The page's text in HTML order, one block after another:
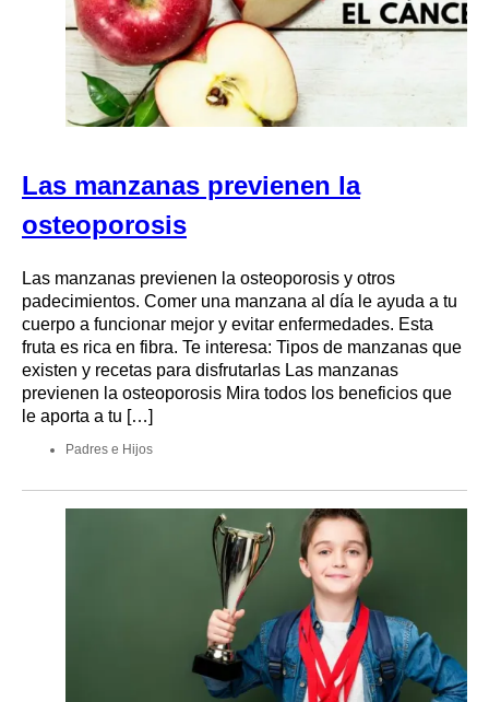
Las manzanas previenen la
osteoporosis
Las manzanas previenen la osteoporosis y otros
padecimientos. Comer una manzana al día le ayuda a tu
cuerpo a funcionar mejor y evitar enfermedades. Esta
fruta es rica en fibra. Te interesa: Tipos de manzanas que
existen y recetas para disfrutarlas Las manzanas
previenen la osteoporosis Mira todos los beneficios que
le aporta a tu […]
Padres e Hijos